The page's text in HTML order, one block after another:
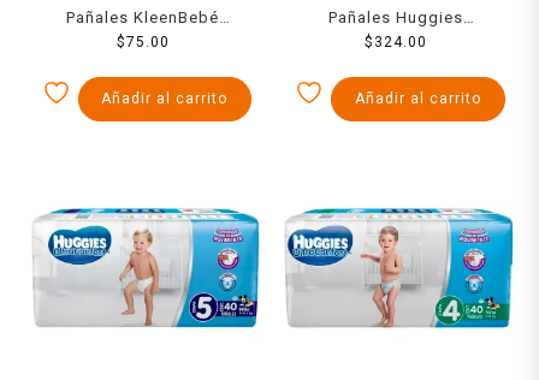
Pañales KleenBebé
Absorsec etapa 5 talla
$75.00
Añadir al carrito
Pañales Huggies
UltraConfort etapa 6 niño
$ 324.00
Añadir al carrito